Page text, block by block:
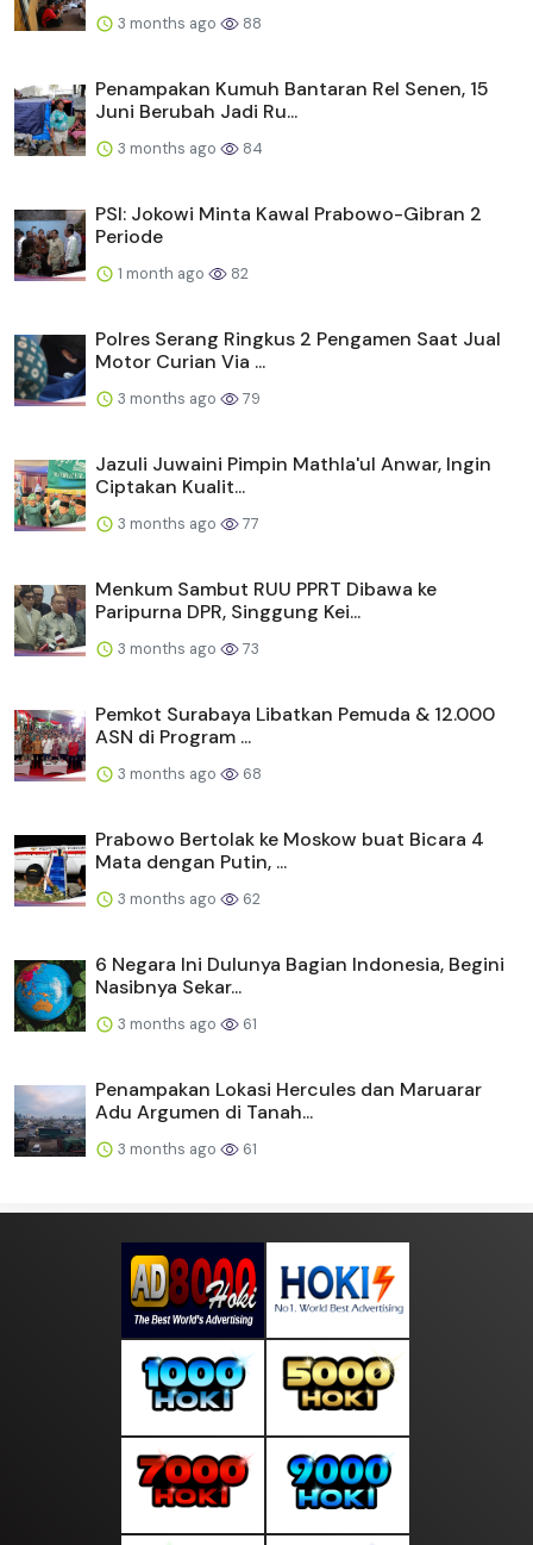
3 months ago 88
Penampakan Kumuh Bantaran Rel Senen, 15
Juni Berubah Jadi Ru...
3 months ago 84
PSI: Jokowi Minta Kawal Prabowo-Gibran 2
Periode
1 month ago 82
Polres Serang Ringkus 2 Pengamen Saat Jual
Motor Curian Via ...
3 months ago 79
Jazuli Juwaini Pimpin Mathla'ul Anwar, Ingin
Ciptakan Kualit...
3 months ago 77
Menkum Sambut RUU PPRT Dibawa ke
Paripurna DPR, Singgung Kei...
3 months ago 73
Pemkot Surabaya Libatkan Pemuda & 12.000
ASN di Program ...
3 months ago 68
Prabowo Bertolak ke Moskow buat Bicara 4
Mata dengan Putin, ...
3 months ago 62
6 Negara Ini Dulunya Bagian Indonesia, Begini
Nasibnya Sekar...
3 months ago 61
Penampakan Lokasi Hercules dan Maruarar
Adu Argumen di Tanah...
3 months ago 61